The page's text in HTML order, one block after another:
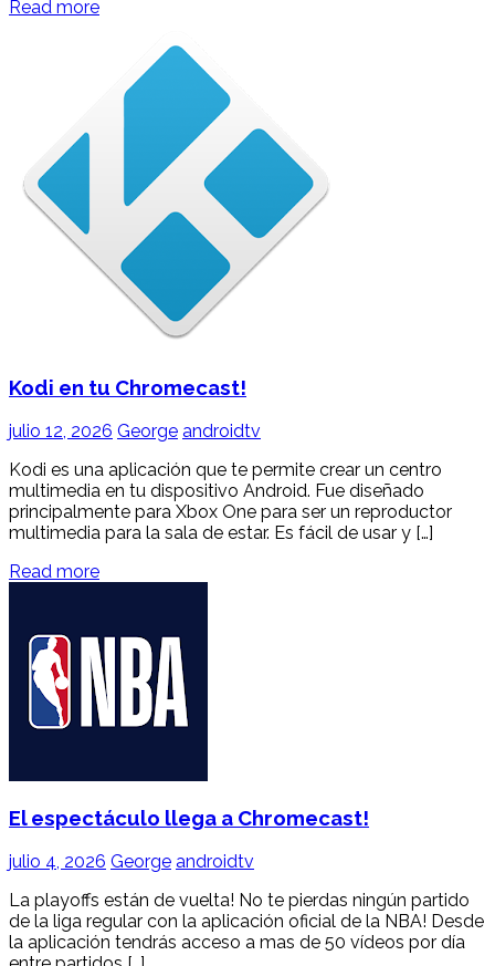
Read more
Kodi en tu Chromecast!
julio 12, 2026 George androidtv
Kodi es una aplicación que te permite crear un centro
multimedia en tu dispositivo Android. Fue diseñado
principalmente para Xbox One para ser un reproductor
multimedia para la sala de estar. Es fácil de usar y […]
Read more
El espectáculo llega a Chromecast!
julio 4, 2026 George androidtv
La playoffs están de vuelta! No te pierdas ningún partido
de la liga regular con la aplicación oficial de la NBA! Desde
la aplicación tendrás acceso a mas de 50 vídeos por día